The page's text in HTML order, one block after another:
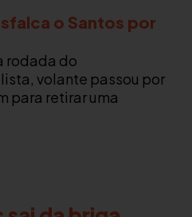
o Santos por
rodada do
volante passou por
para retirar uma